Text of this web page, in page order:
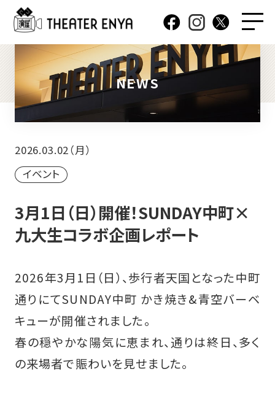
NEWS
2026.03.02（月）
イベント
3月1日（日）開催！SUNDAY中町×
九大生コラボ企画レポート
2026年3月1日（日）、歩行者天国となった中町
通りにてSUNDAY中町 かき焼き&青空バーベ
キューが開催されました。
春の穏やかな陽気に恵まれ、通りは終日、多く
の来場者で賑わいを見せました。